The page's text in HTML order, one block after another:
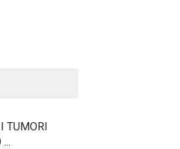
TUMORI